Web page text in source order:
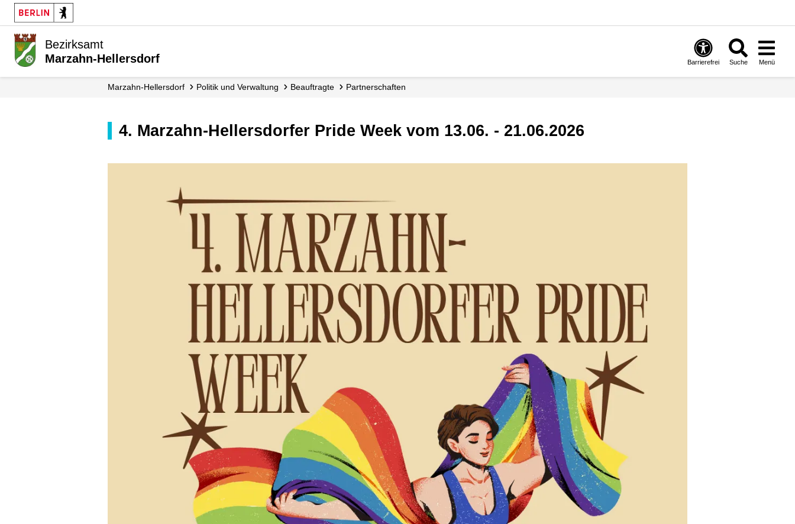
Bezirksamt
Marzahn-Hellersdorf
Barrierefrei Suche Menü
Marzahn-Hellersdorf Politik und Verwaltung Beauftragte Partnerschaften
4. Marzahn-Hellersdorfer Pride Week vom 13.06. - 21.06.2026